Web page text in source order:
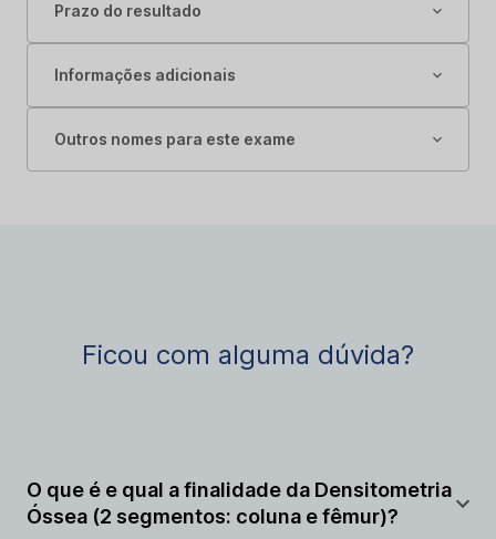
Prazo do resultado
Informações adicionais
Outros nomes para este exame
Ficou com alguma dúvida?
O que é e qual a finalidade da Densitometria
Óssea (2 segmentos: coluna e fêmur)?